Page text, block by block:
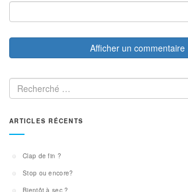
Recherche
ARTICLES RÉCENTS
Clap de fin ?
Stop ou encore?
Bientôt à sec ?